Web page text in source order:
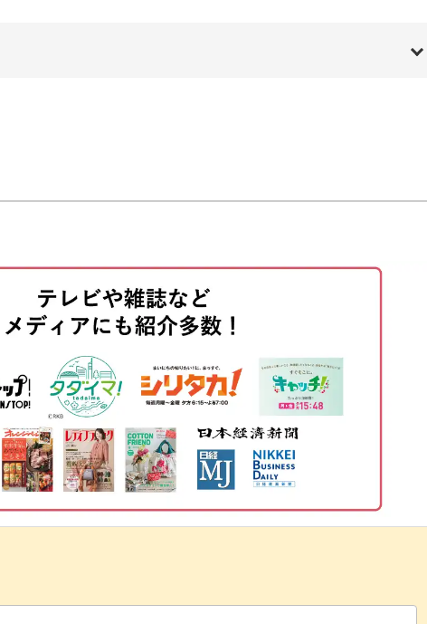
かすをメインに使用するため、健康的なデザートが食べら
ダイエット中の方におすすめです。
も、ぜひ検討してください。
迎♪
ど、難しそうでなかなか手を出せずにいませんか？
たりの簡単なレシピをご紹介しています。
に流す